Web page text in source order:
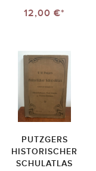
12,00 €*
PUTZGERS
HISTORISCHER
SCHULATLAS